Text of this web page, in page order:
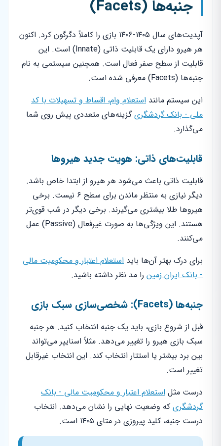
جنبه‌ها (Facets)
آپدیت‌های سال ۱۴۰۵-۱۴۰۶ بازی را کاملاً دگرگون کرد. اکنون
هر هیرو دارای یک قابلیت ذاتی (Innate) است. این
قابلیت از سطح صفر فعال است. همچنین سیستمی به نام
جنبه‌ها (Facets) معرفی شده است.
این سیستم مانند استعلام وام، اقساط و تسهیلات با کد
ملی - بانک گردشگریگزینه‌های متعددی پیش روی شما
می‌گذارد.
قابلیت‌های ذاتی: هویت جدید هیروها
قابلیت ذاتی باعث می‌شود هر هیرو از ابتدا خاص باشد.
دیگر نیازی به منتظر ماندن برای سطح ۶ نیست. برخی
هیروها طلا بیشتری می‌گیرند. برخی دیگر در شب قوی‌تر
هستند. این ویژگی‌ها به صورت غیرفعال (Passive) عمل
می‌کنند.
برای درک بهتر آن‌ها باید استعلام اعتبار و محکومیت مالی
- بانک ایران زمین را مد نظر داشته باشید.
جنبه‌ها (Facets): شخصی‌سازی سبک بازی
قبل از شروع بازی، باید یک جنبه انتخاب کنید. هر جنبه
سبک بازی هیرو را تغییر می‌دهد. مثلاً اسنایپر می‌تواند
بین برد بیشتر یا استتار انتخاب کند. این انتخاب غیرقابل
تغییر است.
درست مثل استعلام اعتبار و محکومیت مالی - بانک
گردشگری که وضعیت نهایی را نشان می‌دهد. انتخاب
درست جنبه، کلید پیروزی در متای ۱۴۰۵ است.